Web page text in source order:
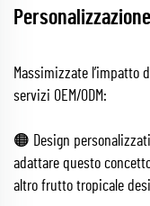
Massimizzate l’impatto
servizi OEM/ODM:
🟠 Design
adattare questo
altro frutto tropicale